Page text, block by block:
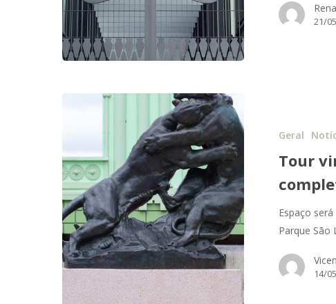
21/
Geral
Tour
Espaço
Parque São
14/